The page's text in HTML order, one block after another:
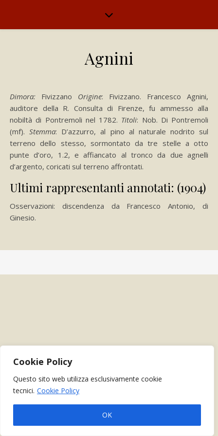
Cookie Policy
Questo sito web utilizza esclusivamente cookie
tecnici. Cookie Policy
OK
Agnini
Dimora: Fivizzano Origine: Fivizzano. Francesco Agnini,
auditore della R. Consulta di Firenze, fu ammesso alla
nobiltà di Pontremoli nel 1782. Titoli: Nob. Di Pontremoli
(mf).Stemma: D’azzurro, al pino al naturale nodrito sul
terreno dello stesso, sormontato da tre stelle a otto
punte d’oro, 1.2, e affiancato al tronco da due agnelli
d’argento, coricati sul terreno affrontati.
Ultimi rappresentanti annotati: (1904)
Osservazioni: discendenza da Francesco Antonio, di
Ginesio.